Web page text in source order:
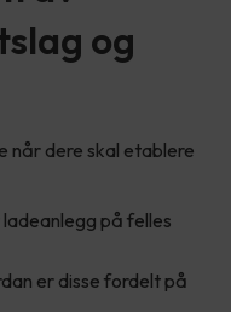
og
når dere skal etablere
på felles
er disse fordelt på